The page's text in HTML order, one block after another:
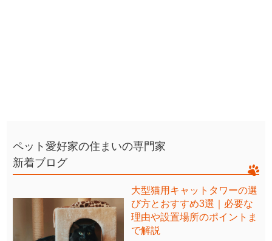
ペット愛好家の住まいの専門家
新着ブログ
大型猫用キャットタワーの選
び方とおすすめ3選｜必要な
理由や設置場所のポイントま
で解説